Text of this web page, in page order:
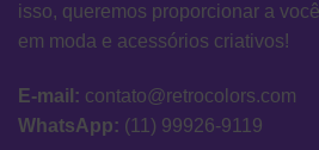
isso, queremos proporcionar a
em moda e acessórios criativos!
E-mail: contato@retrocolors.com
WhatsApp: (11) 99926-9119